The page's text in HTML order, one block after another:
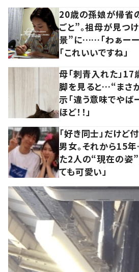
20歳の孫娘が帰省
ごと”。祖母が見つ
景”に……「わぁーー
「これいいですね」
母「刺青入れた」17
脚を見ると…“まさ
示「違う意味でやば
ほど！！」
「好き同士」だけど
男女。それから15
た2人の“現在の姿
ても可愛い」